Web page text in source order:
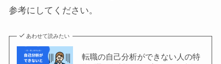
参考にしてください。
あわせて読みたい
転職の自己分析ができない人の特